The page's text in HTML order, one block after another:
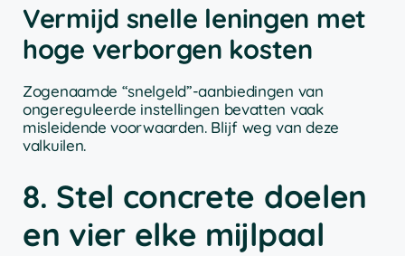
Vermijd snelle leningen met
hoge verborgen kosten
Zogenaamde “snelgeld”-aanbiedingen van
ongereguleerde instellingen bevatten vaak
misleidende voorwaarden. Blijf weg van deze
valkuilen.
8. Stel concrete doelen
en vier elke mijlpaal